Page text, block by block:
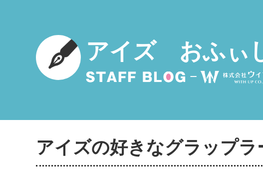
アイズ おふぃ
アイズの好きなグラップラ